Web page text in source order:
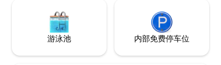
游泳池 内部免费停车位